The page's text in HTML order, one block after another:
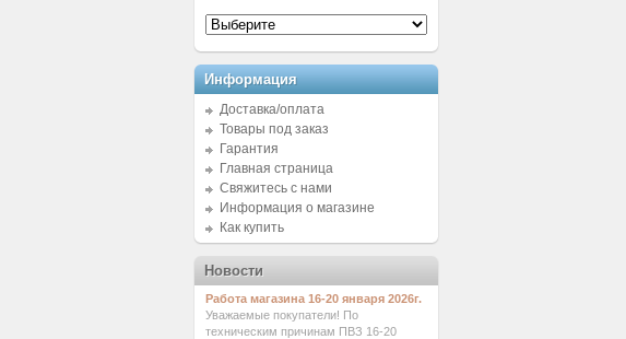
Информация
Доставка/оплата
Товары под заказ
Гарантия
Главная страница
Свяжитесь с нами
Информация о магазине
Как купить
Новости
Работа магазина 16-20 января 2026г.
Уважаемые покупатели! По
техническим причинам ПВЗ 16-20